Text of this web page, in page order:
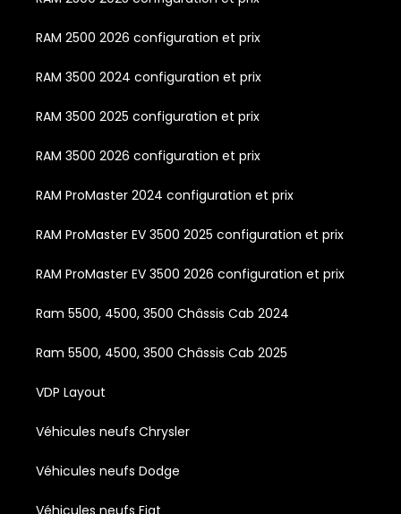
RAM 2500 2026 configuration et prix
RAM 3500 2024 configuration et prix
RAM 3500 2025 configuration et prix
RAM 3500 2026 configuration et prix
RAM ProMaster 2024 configuration et prix
RAM ProMaster EV 3500 2025 configuration et prix
RAM ProMaster EV 3500 2026 configuration et prix
Ram 5500, 4500, 3500 Châssis Cab 2024
Ram 5500, 4500, 3500 Châssis Cab 2025
VDP Layout
Véhicules neufs Chrysler
Véhicules neufs Dodge
Véhicules neufs Fiat